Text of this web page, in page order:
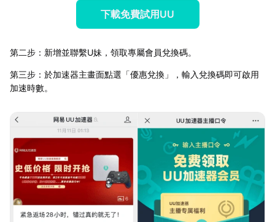
下載免費試用UU
第二步：新增並聯繫U妹，領取專屬會員兌換碼。
第三步：於加速器主畫面點選「優惠兌換」，輸入兌換碼即可啟用
加速時數。